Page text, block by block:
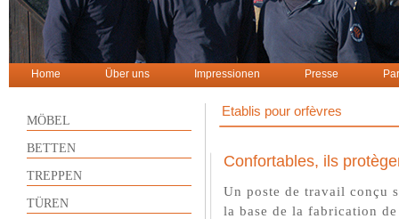
Home Über uns Impressionen Presse
MÖBEL
BETTEN
TREPPEN
TÜREN
Etablis pour orfèvres
Confortables, ils
Un poste de travail conçu
la base de la fabrication